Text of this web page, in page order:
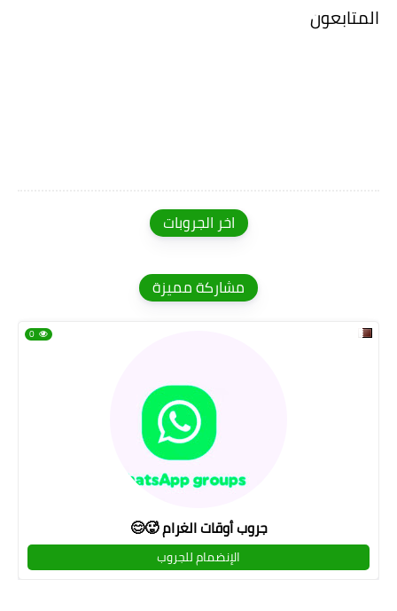
المتابعون
اخر الجروبات
مشاركة مميزة
جروب أوقات الغرام 🥵😊
0
الإنضمام للجروب